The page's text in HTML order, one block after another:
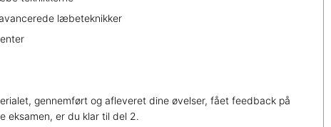
læbeteknikker
gennemført og afleveret dine øvelser, fået feedback på
eksamen, er du klar til del 2.